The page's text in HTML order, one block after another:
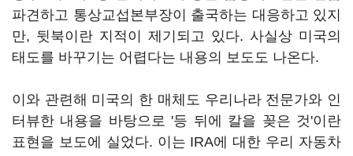
파견하고 통상교섭본부장이 출국하는 대응하고 있지
만, 뒷북이란 지적이 제기되고 있다. 사실상 미국의
태도를 바꾸기는 어렵다는 내용의 보도도 나온다.
이와 관련해 미국의 한 매체도 우리나라 전문가와 인
터뷰한 내용을 바탕으로 '등 뒤에 칼을 꽂은 것'이란
표현을 보도에 실었다. 이는 IRA에 대한 우리 자동차